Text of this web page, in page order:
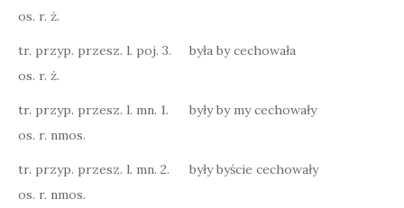
os. r. ż.
tr. przyp. przesz. l. poj. 3.
os. r. ż.
była by cechowała
tr. przyp. przesz. l. mn. 1.
os. r. nmos.
były by my cechowały
tr. przyp. przesz. l. mn. 2.
os. r. nmos.
były byście cechowały